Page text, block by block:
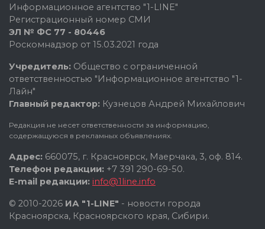
Информационное агентство "1-LINE"
Регистрационный номер СМИ
ЭЛ № ФС 77 - 80446
Роскомнадзор от 15.03.2021 года
Учредитель: Общество с ограниченной
ответственностью "Информационное агентство "1-
Лайн"
Главный редактор: Кузнецов Андрей Михайлович
Редакция не несет ответственности за информацию,
содержащуюся в рекламных объявлениях.
Адрес: 660075, г. Красноярск, Маерчака, 3, оф. 814.
Телефон редакции: +7 391 290-69-50.
E-mail редакции: info@1line.info
© 2010-2026 ИА "1-LINE" - новости города
Красноярска, Красноярского края, Сибири.